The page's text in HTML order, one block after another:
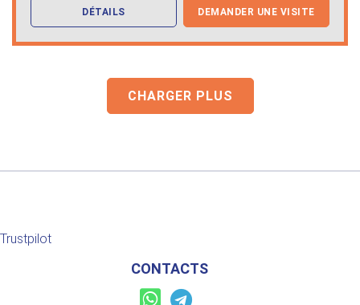
DÉTAILS DEMANDER UNE VISITE
CHARGER PLUS
Trustpilot
CONTACTS